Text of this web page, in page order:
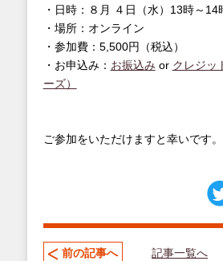
・日時：８月 ４日（水）13時～14
・場所：オンライン
・参加費：5,500円（税込）
・お申込み： お振込み or クレジッ
ーズ）
ご参加をいただけますと幸いです。
前の記事へ 記事一覧へ